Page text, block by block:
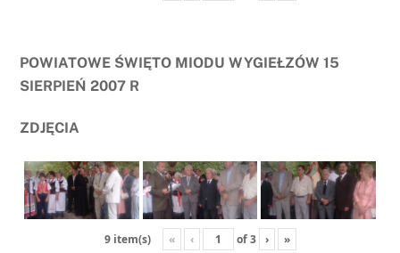
POWIATOWE ŚWIĘTO MIODU WYGIEŁZÓW 15
SIERPIEŃ 2007 R
ZDJĘCIA
9 item(s) « ‹ of3 › »